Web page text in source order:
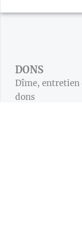
DONS
Dîme, entretien
dons